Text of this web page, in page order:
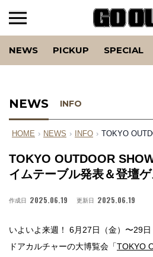
NEWS PICKUP SPECIAL
NEWS INFO
HOME › NEWS › INFO › TOKYO
TOKYO OUTDOOR
イムテーブル発表＆登壇ゲ
作成日 2025.06.19 更新日 2025.06.19
いよいよ来週！ 6月27日（金）〜29
ドアカルチャーの大博覧会「TOKYO